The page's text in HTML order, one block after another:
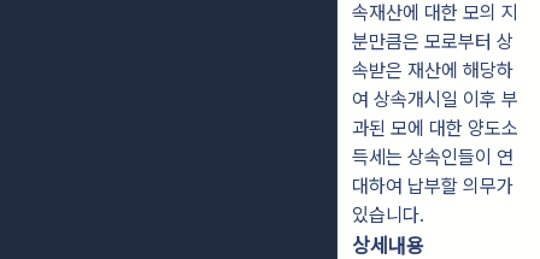
속재산에 대한 모의 지
분만큼은 모로부터 상
속받은 재산에 해당하
여 상속개시일 이후 부
과된 모에 대한 양도소
득세는 상속인들이 연
대하여 납부할 의무가
있습니다.
상세내용